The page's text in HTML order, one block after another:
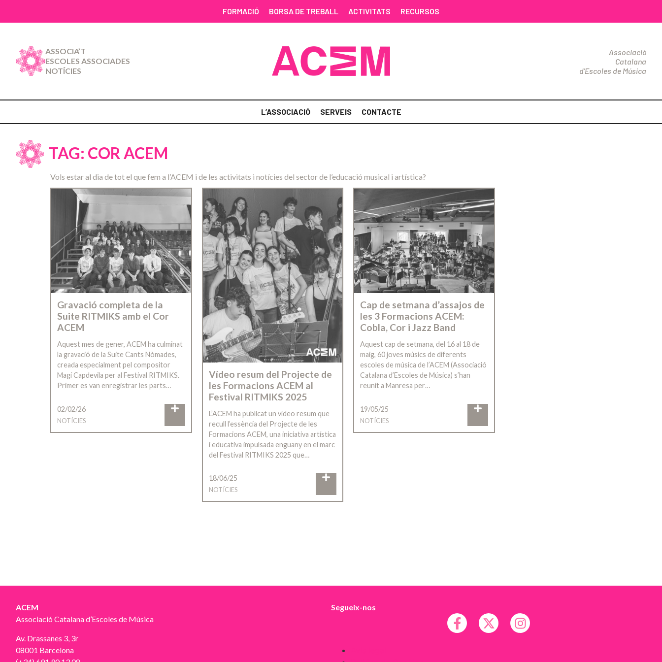
FORMACIÓ BORSA DE TREBALL ACTIVITATS RECURSOS
ASSOCIA’T
ESCOLES ASSOCIADES
NOTÍCIES
Associació
Catalana
d'Escoles de Música
L’ASSOCIACIÓ SERVEIS CONTACTE
TAG: COR ACEM
Vols estar al dia de tot el que fem a l’ACEM i de les activitats i notícies del sector de l’educació musical i artística?
Gravació completa de la
Suite RITMIKS amb el Cor
ACEM
Aquest mes de gener, ACEM ha culminat
la gravació de la Suite Cants Nòmades,
creada especialment pel compositor
Magí Capdevila per al Festival RITMIKS.
Primer es van enregistrar les parts…
02/02/26
NOTÍCIES
Vídeo resum del Projecte de
les Formacions ACEM al
Festival RITMIKS 2025
L’ACEM ha publicat un vídeo resum que
recull l’essència del Projecte de les
Formacions ACEM, una iniciativa artística
i educativa impulsada enguany en el marc
del Festival RITMIKS 2025 que…
18/06/25
NOTÍCIES
Cap de setmana d’assajos de
les 3 Formacions ACEM:
Cobla, Cor i Jazz Band
Aquest cap de setmana, del 16 al 18 de
maig, 60 joves músics de diferents
escoles de música de l’ACEM (Associació
Catalana d’Escoles de Música) s’han
reunit a Manresa per…
19/05/25
NOTÍCIES
ACEM
Associació Catalana d’Escoles de Música
Av. Drassanes 3, 3r
08001 Barcelona
Segueix-nos